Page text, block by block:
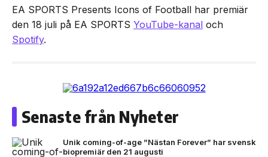
EA SPORTS Presents Icons of Football har premiär
den 18 juli på EA SPORTS YouTube-kanal och
Spotify.
Senaste från Nyheter
Unik coming-of-age ”Nästan Forever” har svensk
biopremiär den 21 augusti